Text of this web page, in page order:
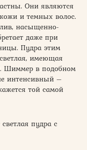
Они являются
и темных волос.
насыщенно-
даже при
Пудра этим
имеющая
Шиммер в подобном
интенсивный –
той самой
пудра с